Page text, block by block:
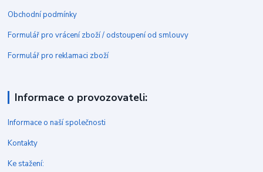
Obchodní podmínky
Formulář pro vrácení zboží / odstoupení od smlouvy
Formulář pro reklamaci zboží
Informace o provozovateli:
Informace o naší společnosti
Kontakty
Ke stažení: